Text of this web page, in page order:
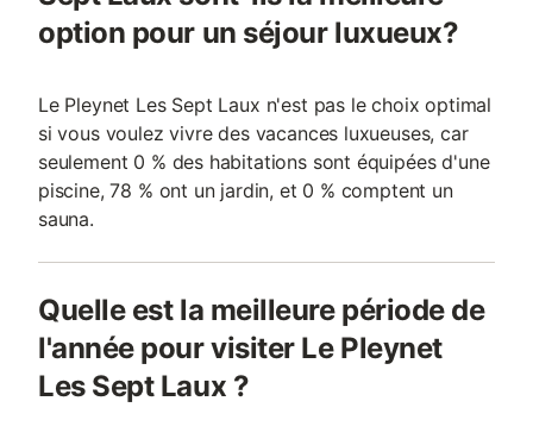
option pour un séjour luxueux?
Le Pleynet Les Sept Laux n'est pas le choix optimal
si vous voulez vivre des vacances luxueuses, car
seulement 0 % des habitations sont équipées d'une
piscine, 78 % ont un jardin, et 0 % comptent un
sauna.
Quelle est la meilleure période de
l'année pour visiter Le Pleynet
Les Sept Laux ?